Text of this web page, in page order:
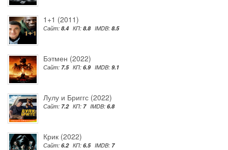
1+1 (2011)
Сайт: 8.4 КП: 8.8 IMDB: 8.5
Бэтмен (2022)
Сайт: 7.5 КП: 6.9 IMDB: 9.1
Лулу и Бриггс (2022)
Сайт: 7.2 КП: 7 IMDB: 6.8
Крик (2022)
Сайт: 6.2 КП: 6.5 IMDB: 7